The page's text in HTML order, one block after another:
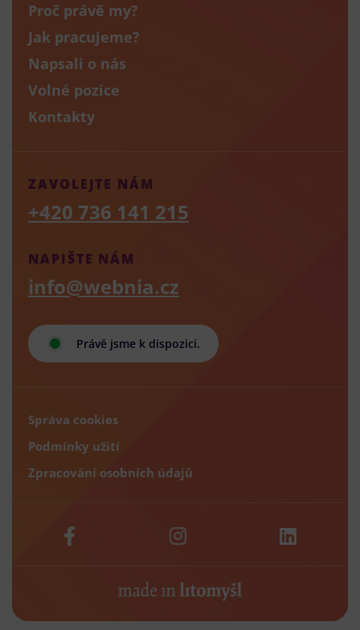
Proč právě my?
Jak pracujeme?
Napsali o nás
Volné pozice
Kontakty
Právě jsme k dispozici.
NAPIŠTE NÁM
info@webnia.cz
ZAVOLEJTE NÁM
+420 736 141 215
Správa cookies
Podmínky užití
Zpracování osobních údajů